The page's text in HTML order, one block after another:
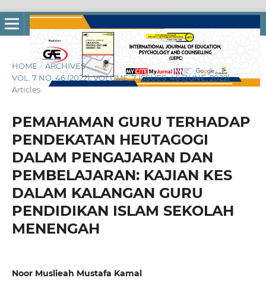
HOME / ARCHIVES /
VOL. 7 NO. 46 (2022): VOLUME: 7 ISSUES: 46 [JUNE, 2022] /
Articles
PEMAHAMAN GURU TERHADAP
PENDEKATAN HEUTAGOGI
DALAM PENGAJARAN DAN
PEMBELAJARAN: KAJIAN KES
DALAM KALANGAN GURU
PENDIDIKAN ISLAM SEKOLAH
MENENGAH
Noor Muslieah Mustafa Kamal